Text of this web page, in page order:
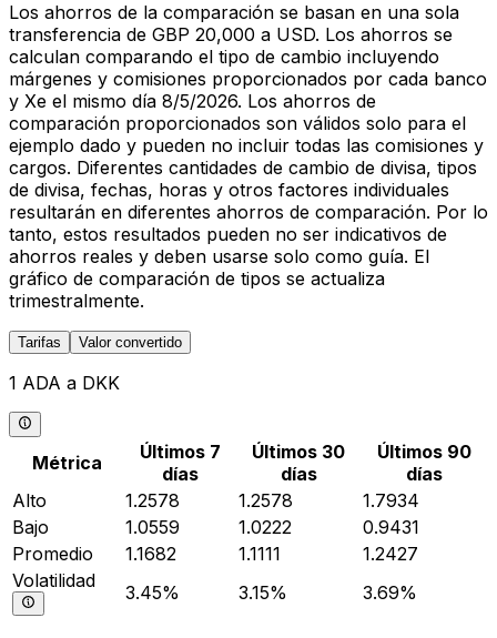
Los ahorros de la comparación se basan en una sola
transferencia de GBP 20,000 a USD. Los ahorros se
calculan comparando el tipo de cambio incluyendo
márgenes y comisiones proporcionados por cada banco
y Xe el mismo día 8/5/2026. Los ahorros de
comparación proporcionados son válidos solo para el
ejemplo dado y pueden no incluir todas las comisiones y
cargos. Diferentes cantidades de cambio de divisa, tipos
de divisa, fechas, horas y otros factores individuales
resultarán en diferentes ahorros de comparación. Por lo
tanto, estos resultados pueden no ser indicativos de
ahorros reales y deben usarse solo como guía. El
gráfico de comparación de tipos se actualiza
trimestralmente.
Tarifas Valor convertido
1 ADA a DKK
Métrica
Últimos 7
días
Últimos 30
días
Últimos 90
días
Alto
1.2578 1.2578
1.7934
Bajo
1.0559 1.0222
0.9431
Promedio
1.1682 1.1111
1.2427
Volatilidad
3.45% 3.15% 3.69%